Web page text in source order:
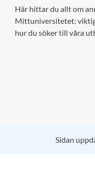
Här hittar du allt om
Mittuniversitetet:
hur du söker till våra
Sidan